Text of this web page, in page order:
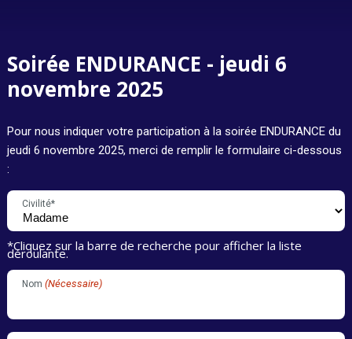
Soirée ENDURANCE - jeudi 6
novembre 2025
Pour nous indiquer votre participation à la soirée ENDURANCE du
jeudi 6 novembre 2025, merci de remplir le formulaire ci-dessous
:
Civilité*
*Cliquez sur la barre de recherche pour afficher la liste
déroulante.
Nom (Nécessaire)